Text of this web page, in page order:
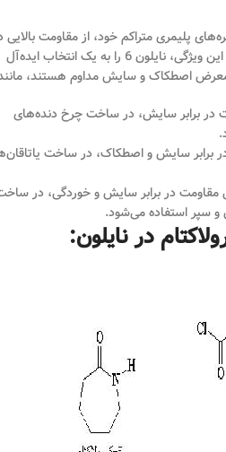
پلیمری متراکم خود، از مقاومت بالایی
برابر سایش و خوردگی برخوردار است. این ویژگی، نایلون 6 را به یک انتخاب ایده‌آل
معرض اصطکاک و سایش مداوم هستند،
مقاومت در برابر سایش، در ساخت چرخ دنده‌های
در برابر سایش و اصطکاک، در ساخت
به دلیل مقاومت در برابر سایش و خوردگی، در
سپر استفاده می‌شود.
در نایلون: